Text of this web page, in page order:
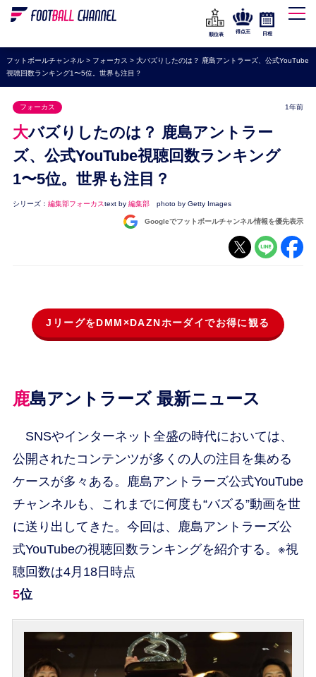
WEリーグ
海外サッカー
プレミアリーグ
ラ・リーガ
セリエA
ブンデスリーガ
UEFA
ナショナルチーム
順位表
得点王 日程
フットボールチャンネル> フォーカス > 大バズりしたのは？ 鹿島アントラーズ、公式YouTube
視聴回数ランキング1〜5位。世界も注目？
フォーカス 1年前
大バズりしたのは？ 鹿島アントラー
ズ、公式YouTube視聴回数ランキング
1〜5位。世界も注目？
シリーズ： 編集部フォーカスtext by 編集部 photo by Getty Images
Googleでフットボールチャンネル情報を優先表示
JリーグをDMM×DAZNホーダイでお得に観る
鹿島アントラーズ 最新ニュース
SNSやインターネット全盛の時代においては、
公開されたコンテンツが多くの人の注目を集める
ケースが多々ある。鹿島アントラーズ公式YouTube
チャンネルも、これまでに何度も“バズる”動画を世
に送り出してきた。今回は、鹿島アントラーズ公
式YouTubeの視聴回数ランキングを紹介する。※視
聴回数は4月18日時点
5位